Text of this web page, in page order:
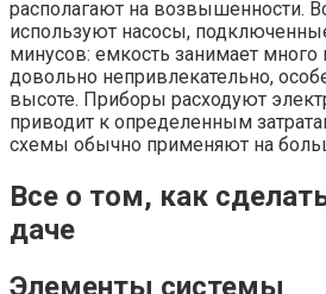
располагают на возвышенности.
используют насосы,
минусов: емкость занимает много
довольно непривлекательно,
высоте. Приборы расходуют
приводит к определенным
схемы обычно применяют на
Все о том, как
даче
Элементы системы